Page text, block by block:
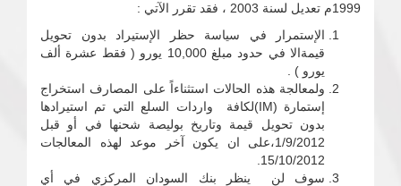
1999م تعديل لسنة 2003 ، فقد تقرر الآتي :
الإستمرار في سياسة حظر الإستيراد بدون تحويل
قيمةالا في حدود مبلغ 10,000 يورو ( فقط عشرة ألف
يورو ) .
ولمعالجة هذه الحالات استثناءاً على المصارف استخراج
إستمارة (IM)لكافة واردات السلع التي تم استيرادها
بدون تحويل قيمة وتاريخ بوليصة شحنها في أو قبل
1/9/2012،على ان يكون آخر موعد لهذه المعالجات
15/10/2012.
سوف لن ينظر بنك السودان المركزي في أي